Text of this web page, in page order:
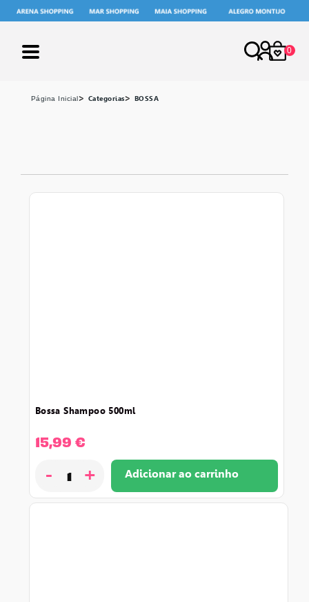
0
página inicial Categorias BOSSA
bossa shampoo 500ml
15,99 €
- + Adicionar ao carrinho